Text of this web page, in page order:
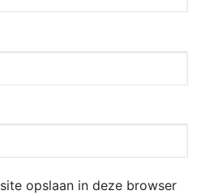
opslaan in deze browser